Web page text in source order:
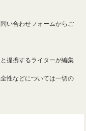
い合わせフォームからご
提携するライターが編集
性などについては一切の